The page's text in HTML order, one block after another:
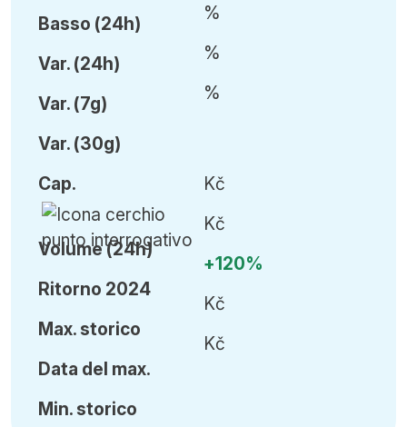
Basso (24h)
Var. (24h)
Var. (7g)
Var. (30g)
%
%
%
Cap.
Volume (24h)
Ritorno 2024
Max. storico
Data del max.
Min. storico
Kč
Kč
+120%
Kč
Kč